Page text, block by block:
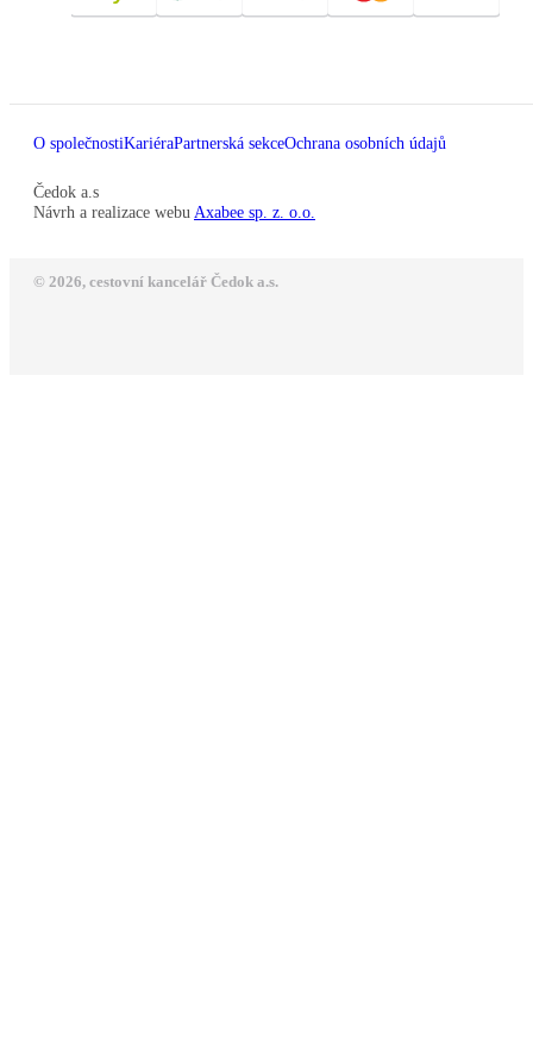
O společnostiKariéraPartnerská sekceOchrana osobních údajů
Čedok a.s
Návrh a realizace webu Axabee sp. z. o.o.
© 2026, cestovní kancelář Čedok a.s.